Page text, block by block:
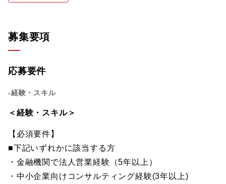
募集要項
応募要件
-経験・スキル
＜経験・スキル＞
【必須要件】
■下記いずれかに該当する方
・金融機関で法人営業経験（5年以上）
・中小企業向けコンサルティング経験(3年以上)